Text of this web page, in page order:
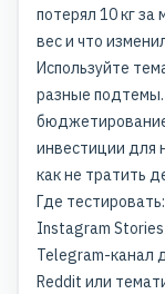
потерял 10 кг за
вес и что
Используйте
разные
инвестиции для
как не тратить
Где тестировать:
Instagram
Telegram-канал
Reddit или